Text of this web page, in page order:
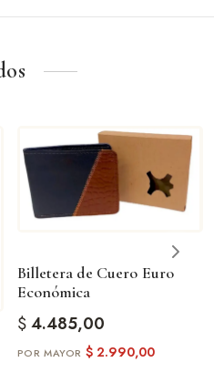
Billetera de Cuero Euro
Económica
$4.485,00
$2.990,00